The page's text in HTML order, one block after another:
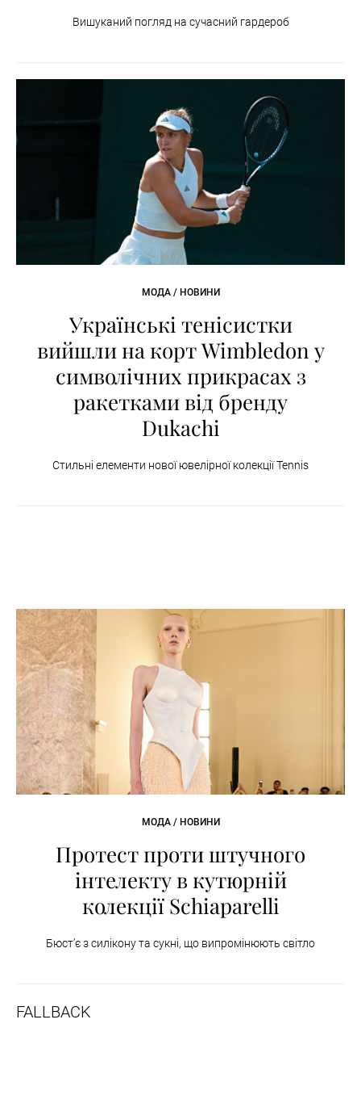
Вишуканий погляд на сучасний гардероб
МОДА / НОВИНИ
Українські тенісистки
вийшли на корт Wimbledon у
символічних прикрасах з
ракетками від бренду
Dukachi
Стильні елементи нової ювелірної колекції Tennis
МОДА / НОВИНИ
Протест проти штучного
інтелекту в кутюрній
колекції Schiaparelli
Бюст’є з силікону та сукні, що випромінюють світло
FALLBACK